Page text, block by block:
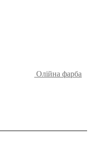
Олійна фарба